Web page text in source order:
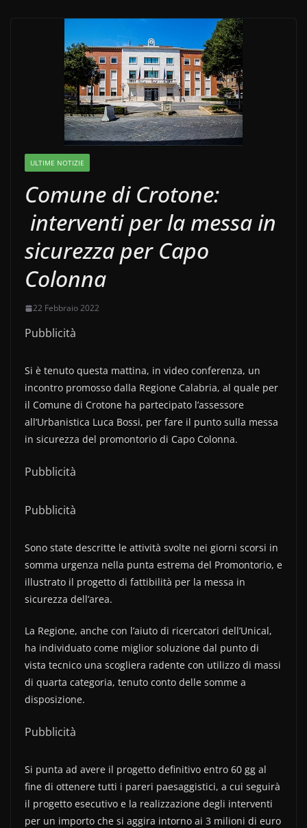
ULTIME NOTIZIE
Comune di Crotone:
interventi per la messa in
sicurezza per Capo
Colonna
22 Febbraio 2022
Pubblicità
Si è tenuto questa mattina, in video conferenza, un
incontro promosso dalla Regione Calabria, al quale per
il Comune di Crotone ha partecipato l’assessore
all’Urbanistica Luca Bossi, per fare il punto sulla messa
in sicurezza del promontorio di Capo Colonna.
Pubblicità
Pubblicità
Sono state descritte le attività svolte nei giorni scorsi in
somma urgenza nella punta estrema del Promontorio, e
illustrato il progetto di fattibilità per la messa in
sicurezza dell’area.
La Regione, anche con l’aiuto di ricercatori dell’Unical,
ha individuato come miglior soluzione dal punto di
vista tecnico una scogliera radente con utilizzo di massi
di quarta categoria, tenuto conto delle somme a
disposizione.
Pubblicità
Si punta ad avere il progetto definitivo entro 60 gg al
fine di ottenere tutti i pareri paesaggistici, a cui seguirà
il progetto esecutivo e la realizzazione degli interventi
per un importo che si aggira intorno ai 3 milioni di euro